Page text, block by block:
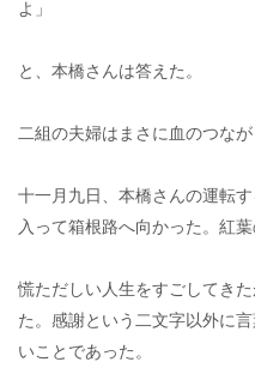
よ」
と、本橋さんは答えた。
二組の夫婦はまさに血のつな
十一月九日、本橋さんの運転
入って箱根路へ向かった。紅葉
慌ただしい人生をすごしてき
た。感謝という二文字以外に
いことであった。